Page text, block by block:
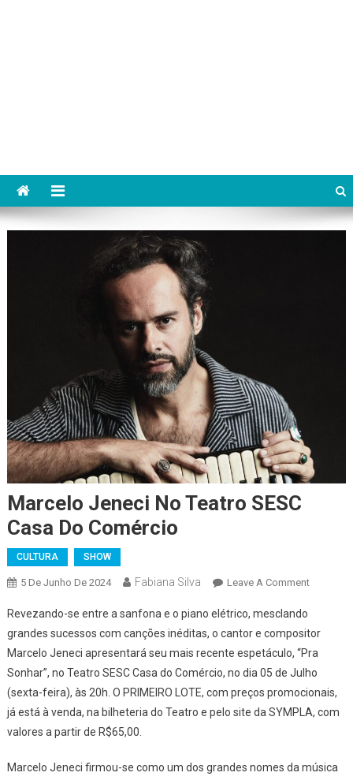
Marcelo Jeneci No Teatro SESC
Casa Do Comércio
CULTURA SHOW
5 De Junho De 2024 Fabiana Silva Leave A CommentOn
No
Teatro
SESC
Casa
Do
Revezando-se entre a sanfona e o piano elétrico, mesclando
grandes sucessos com canções inéditas, o cantor e compositor
Marcelo Jeneci apresentará seu mais recente espetáculo, “Pra
Sonhar”, no Teatro SESC Casa do Comércio, no dia 05 de Julho
(sexta-feira), às 20h. O PRIMEIRO LOTE, com preços promocionais,
já está à venda, na bilheteria do Teatro e pelo site da SYMPLA, com
valores a partir de R$65,00.
Marcelo Jeneci firmou-se como um dos grandes nomes da música